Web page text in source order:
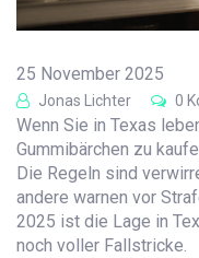
25 November 2025
Jonas Lichter 0
Wenn Sie in Texas
Gummibärchen zu
Die Regeln sind
andere warnen vor
2025 ist die Lage in
noch voller Fallstricke.